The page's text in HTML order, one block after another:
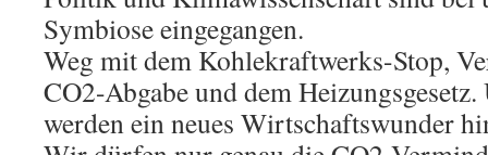
Symbiose eingegangen.
Weg mit dem Kohlekraftwerks-Stop,
CO2-Abgabe und dem
werden ein neues Wirtschaftswunder